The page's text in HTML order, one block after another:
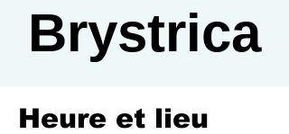
Brystrica
Heure et lieu